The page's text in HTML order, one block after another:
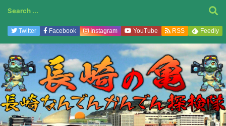
Twitter Facebook Instagram YouTube RSS Feedly